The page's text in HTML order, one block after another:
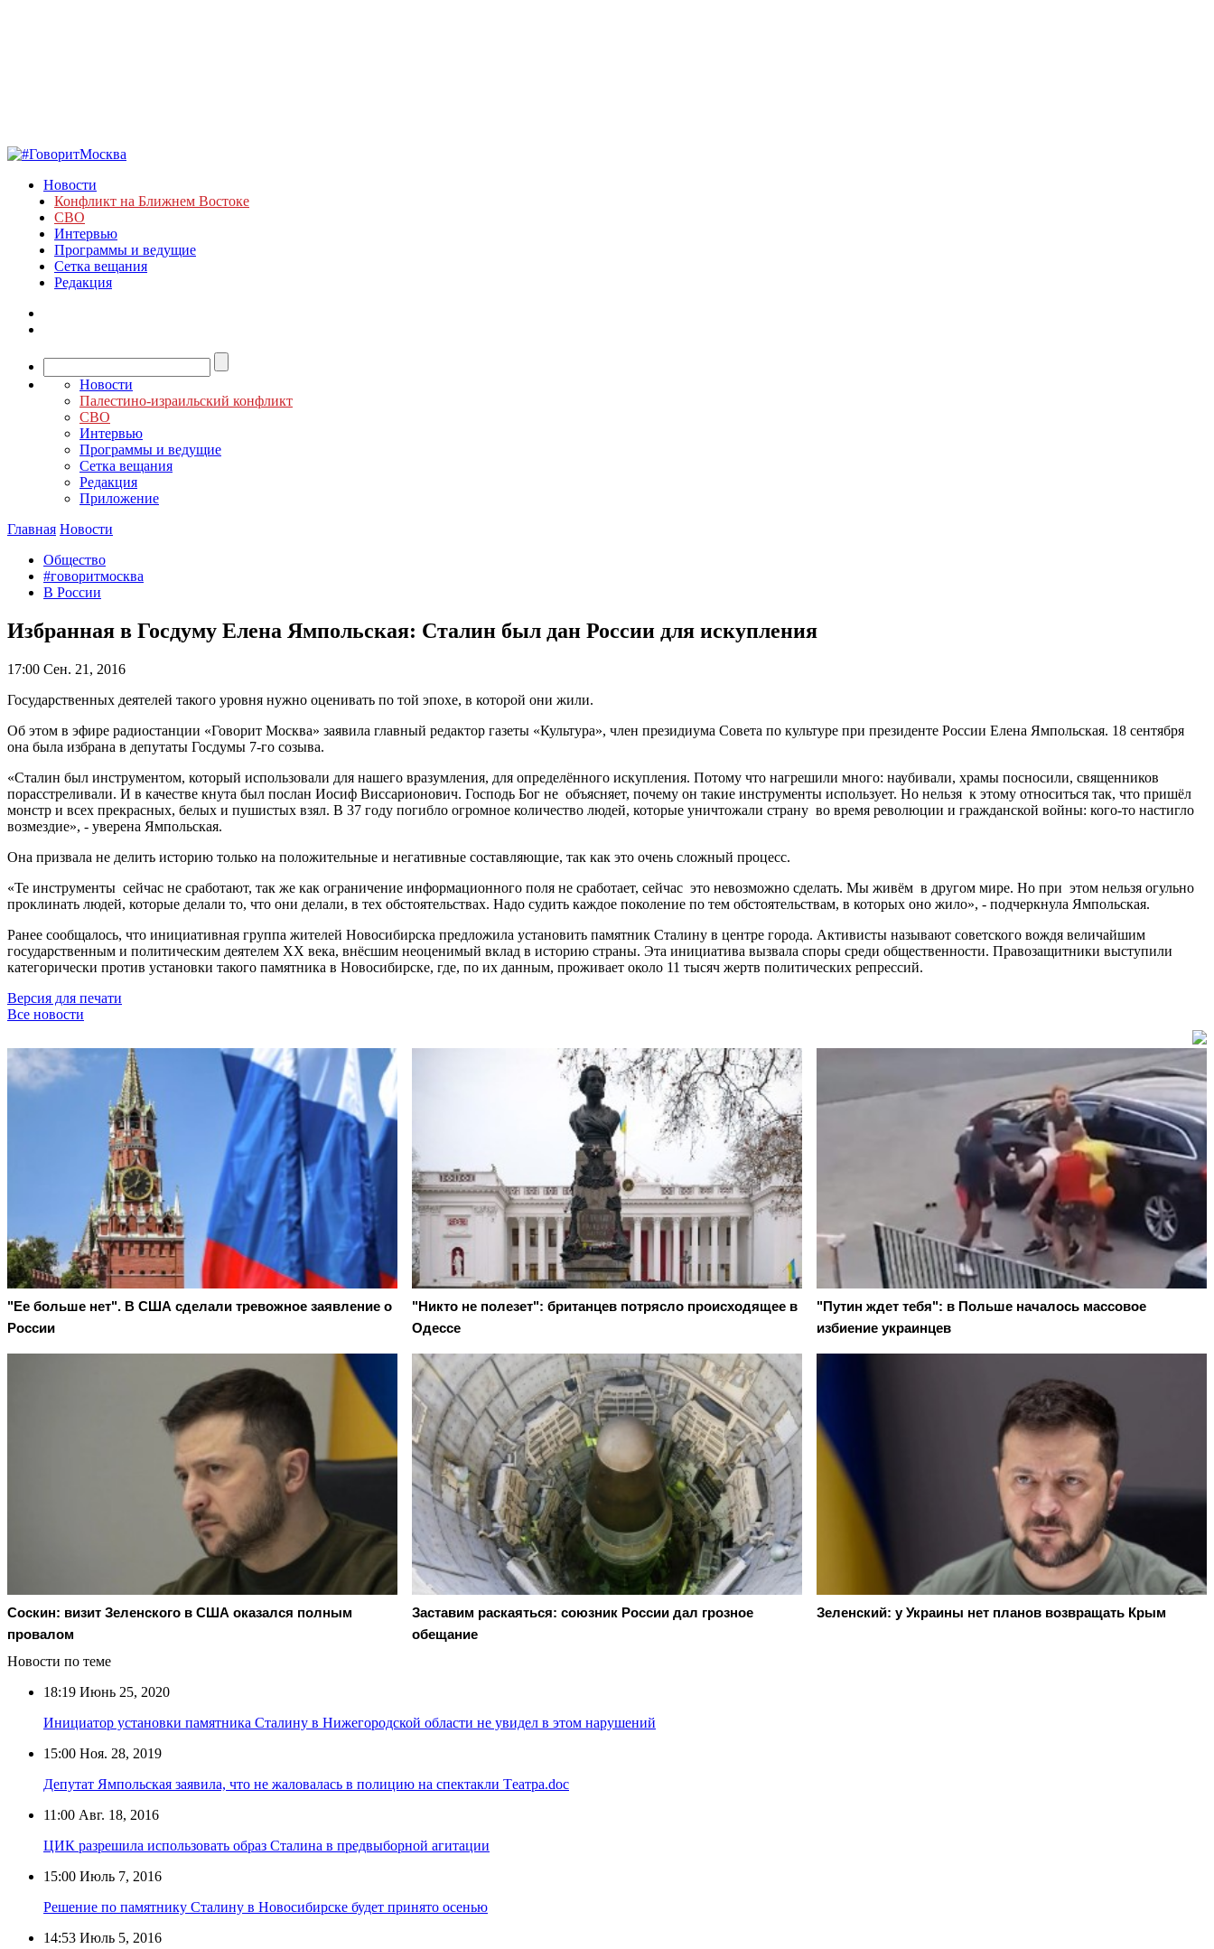
Новости
Конфликт на Ближнем Востоке
СВО
Интервью
Программы и ведущие
Сетка вещания
Редакция
Новости
Палестино-израильский конфликт
СВО
Интервью
Программы и ведущие
Сетка вещания
Редакция
Приложение
Главная Новости
Общество
#говоритмосква
В России
Избранная в Госдуму Елена Ямпольская: Сталин был дан России для искупления
17:00 Сен. 21, 2016
Государственных деятелей такого уровня нужно оценивать по той эпохе, в которой они жили.
Об этом в эфире радиостанции «Говорит Москва» заявила главный редактор газеты «Культура», член президиума Совета по культуре при президенте России Елена Ямпольская. 18 сентября
она была избрана в депутаты Госдумы 7-го созыва.
«Сталин был инструментом, который использовали для нашего вразумления, для определённого искупления. Потому что нагрешили много: наубивали, храмы посносили, священников
порасстреливали. И в качестве кнута был послан Иосиф Виссарионович. Господь Бог не объясняет, почему он такие инструменты использует. Но нельзя к этому относиться так, что пришёл
монстр и всех прекрасных, белых и пушистых взял. В 37 году погибло огромное количество людей, которые уничтожали страну во время революции и гражданской войны: кого-то настигло
возмездие», - уверена Ямпольская.
Она призвала не делить историю только на положительные и негативные составляющие, так как это очень сложный процесс.
«Те инструменты сейчас не сработают, так же как ограничение информационного поля не сработает, сейчас это невозможно сделать. Мы живём в другом мире. Но при этом нельзя огульно
проклинать людей, которые делали то, что они делали, в тех обстоятельствах. Надо судить каждое поколение по тем обстоятельствам, в которых оно жило», - подчеркнула Ямпольская.
Ранее сообщалось, что инициативная группа жителей Новосибирска предложила установить памятник Сталину в центре города. Активисты называют советского вождя величайшим
государственным и политическим деятелем XX века, внёсшим неоценимый вклад в историю страны. Эта инициатива вызвала споры среди общественности. Правозащитники выступили
категорически против установки такого памятника в Новосибирске, где, по их данным, проживает около 11 тысяч жертв политических репрессий.
Версия для печати
Все новости
"Ее больше нет". В США сделали тревожное заявление о
России
"Никто не полезет": британцев потрясло происходящее в
Одессе
"Путин ждет тебя": в Польше началось массовое
избиение украинцев
Соскин: визит Зеленского в США оказался полным
провалом
Заставим раскаяться: союзник России дал грозное
обещание
Зеленский: у Украины нет планов возвращать Крым
Новости по теме
18:19 Июнь 25, 2020
Инициатор установки памятника Сталину в Нижегородской области не увидел в этом нарушений
15:00 Ноя. 28, 2019
Депутат Ямпольская заявила, что не жаловалась в полицию на спектакли Tеатра.doc
11:00 Авг. 18, 2016
ЦИК разрешила использовать образ Сталина в предвыборной агитации
15:00 Июль 7, 2016
Решение по памятнику Сталину в Новосибирске будет принято осенью
14:53 Июль 5, 2016